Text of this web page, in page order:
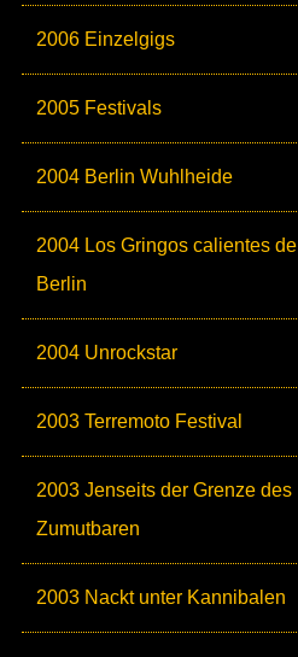
2006 Einzelgigs
2005 Festivals
2004 Berlin Wuhlheide
2004 Los Gringos calientes de
Berlin
2004 Unrockstar
2003 Terremoto Festival
2003 Jenseits der Grenze des
Zumutbaren
2003 Nackt unter Kannibalen